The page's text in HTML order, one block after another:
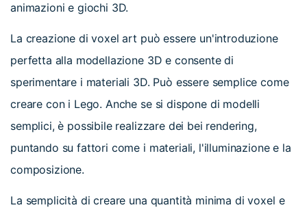
animazioni e giochi 3D.
La creazione di voxel art può essere un'introduzione
perfetta alla modellazione 3D e consente di
sperimentare i materiali 3D. Può essere semplice come
creare con i Lego. Anche se si dispone di modelli
semplici, è possibile realizzare dei bei rendering,
puntando su fattori come i materiali, l'illuminazione e la
composizione.
La semplicità di creare una quantità minima di voxel e